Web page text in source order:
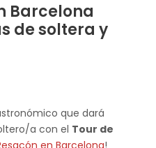
Barcelona
de soltera y
que dará
a con el Tour de
en Barcelona!